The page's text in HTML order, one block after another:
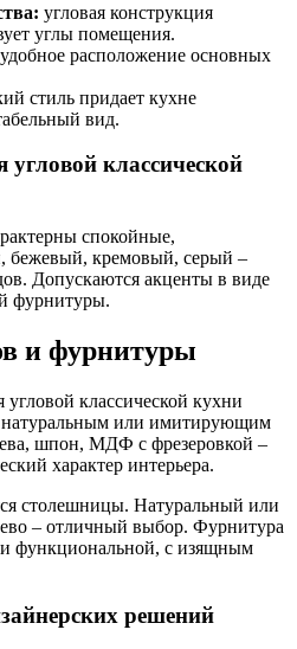
угловая конструкция
углы помещения.
удобное расположение основных
стиль придает кухне
вид.
классической
спокойные,
бежевый, кремовый, серый –
Допускаются акценты в виде
фурнитуры.
и фурнитуры
классической кухни
натуральным или имитирующим
шпон, МДФ с фрезеровкой –
характер интерьера.
столешницы. Натуральный или
– отличный выбор. Фурнитура
функциональной, с изящным
решений